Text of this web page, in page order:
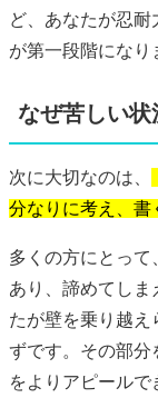
ど、あなたが忍
が第一段階になり
なぜ苦しい状
次に大切なのは、
分なりに考え、書
多くの方にとっ
あり、諦めてしま
たが壁を乗り越え
ずです。その部分
をよりアピールで